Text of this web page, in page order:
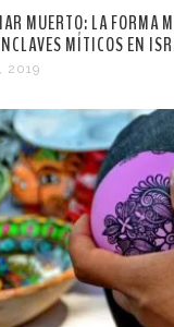
MUERTO: LA FORMA
MÍTICOS EN
2019